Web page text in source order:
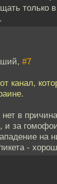
только
#7
канал,
нет в
и за
на
-